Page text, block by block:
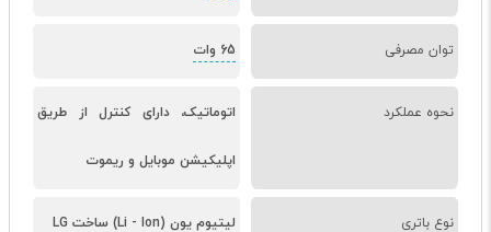
توان مصرفی 65 وات
نحوه عملکرد اتوماتیک، دارای کنترل از طریق
اپلیکیشن موبایل و ریموت
نوع باتری لیتیوم یون (Li - Ion) ساخت LG